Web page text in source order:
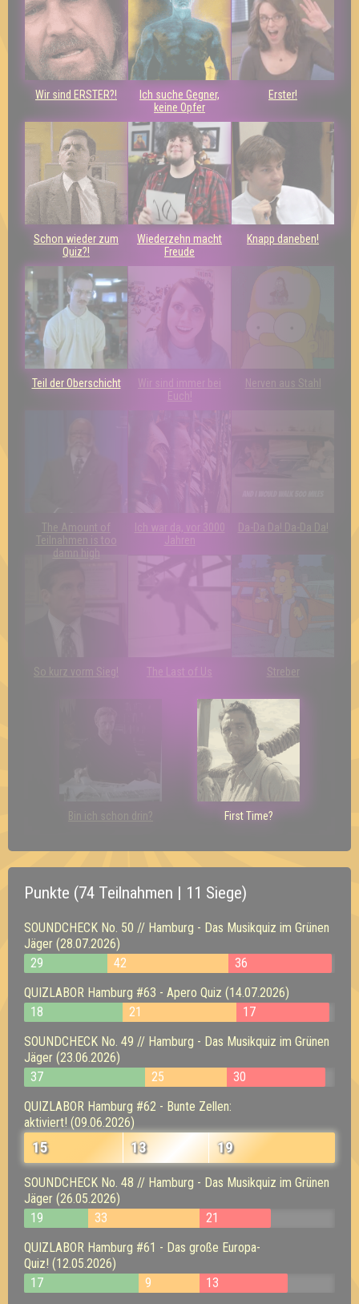
Wir sind ERSTER?!
Ich suche Gegner,
keine Opfer
Erster!
Schon wieder zum
Quiz?!
Wiederzehn macht
Freude
Knapp daneben!
Teil der Oberschicht
Wir sind immer bei
Euch!
Nerven aus Stahl
The Amount of
Teilnahmen is too
damn high
Ich war da, vor 3000
Jahren
Da-Da Da! Da-Da Da!
So kurz vorm Sieg! The Last of Us Streber
Bin ich schon drin? First Time?
Punkte (74 Teilnahmen | 11 Siege)
SOUNDCHECK No. 50 // Hamburg - Das Musikquiz im Grünen
Jäger (28.07.2026)
29
42
36
QUIZLABOR Hamburg #63 - Apero Quiz (14.07.2026)
18
21
17
SOUNDCHECK No. 49 // Hamburg - Das Musikquiz im Grünen
Jäger (23.06.2026)
37
25
30
QUIZLABOR Hamburg #62 - Bunte Zellen:
aktiviert! (09.06.2026)
15 13 19
SOUNDCHECK No. 48 // Hamburg - Das Musikquiz im Grünen
Jäger (26.05.2026)
19
33
21
QUIZLABOR Hamburg #61 - Das große Europa-
Quiz! (12.05.2026)
17
9
13